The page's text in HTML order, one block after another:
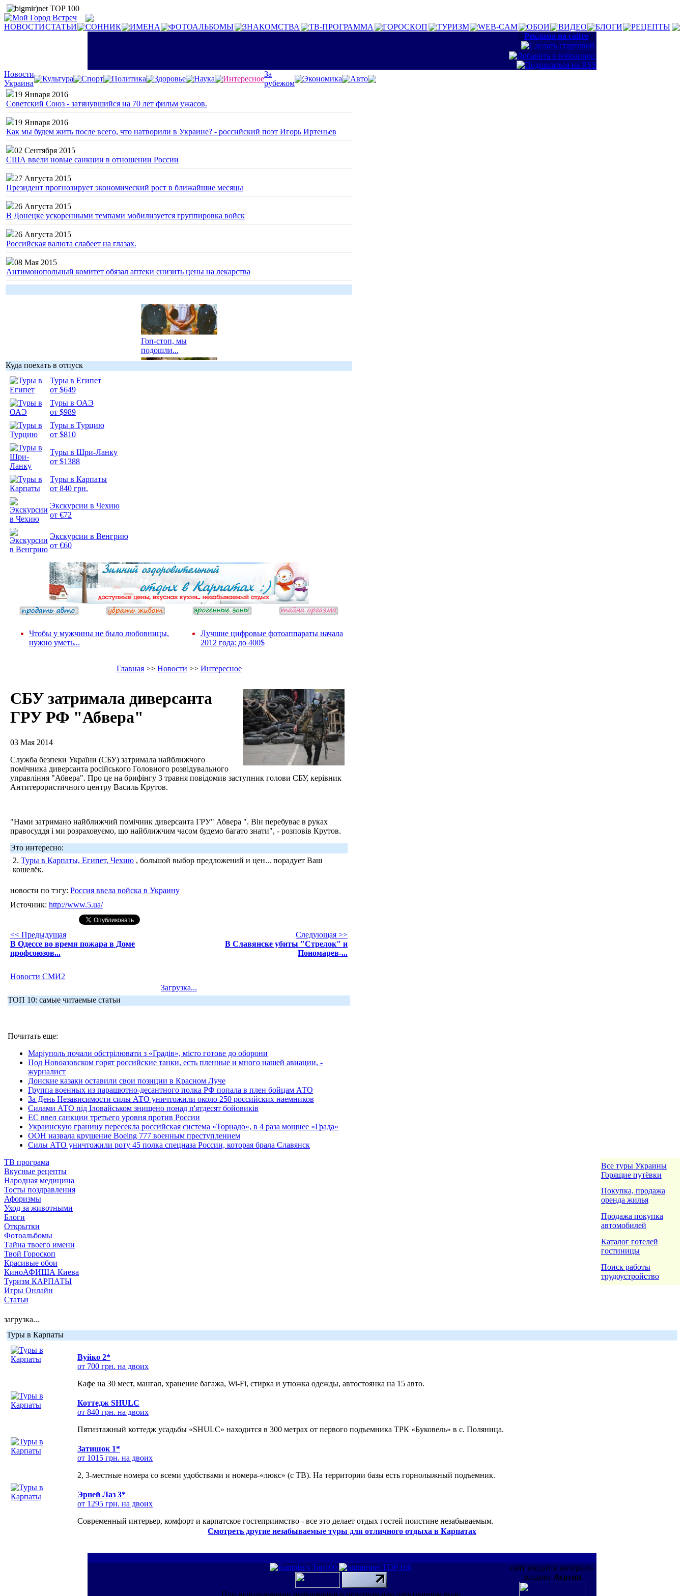
НОВОСТИСТАТЬИ СОННИК ИМЕНА ФОТОАЛЬБОМЫ ЗНАКОМСТВА ТВ-ПРОГРАММА ГОРОСКОП ТУРИЗМ WEB-CAM ОБОИ ВИДЕО БЛОГИ
РЕЦЕПТЫ
:: Реклама на сайте ::
Новости
Украина
Культура Спорт Политика Здоровье Наука Интересное
За
рубежом
Экономика
Авто
19 Января 2016
Советский Союз - затянувшийся на 70 лет фильм ужасов.
19 Января 2016
Как мы будем жить после всего, что натворили в Украине? - российский поэт Игорь Иртеньев
02 Сентября 2015
США ввели новые санкции в отношении России
27 Августа 2015
Президент прогнозирует экономический рост в ближайшие месяцы
26 Августа 2015
В Донецке ускоренными темпами мобилизуется группировка войск
26 Августа 2015
Российская валюта слабеет на глазах.
08 Мая 2015
Антимонопольный комитет обязал аптеки снизить цены на лекарства
Гоп-стоп, мы
подошли...
Куда поехать в отпуск
Туры в Египет
от $649
Туры в ОАЭ
от $989
Туры в Турцию
от $810
Туры в Шри-Ланку
от $1388
Туры в Карпаты
от 840 грн.
Экскурсии в Чехию
от €72
Экскурсии в Венгрию
от €60
Чтобы у мужчины не было любовницы,
нужно уметь...
Лучшие цифровые фотоаппараты начала
2012 года: до 400$
Главная>> Новости >> Интересное
СБУ затримала диверсанта
ГРУ РФ "Абвера"
03 Мая 2014
Служба безпеки України (СБУ) затримала найближчого
помічника диверсанта російського Головного розвідувального
управління "Абвера". Про це на брифінгу 3 травня повідомив заступник голови СБУ, керівник
Антитерористичного центру Василь Крутов.
"Нами затримано найближчий помічник диверсанта ГРУ" Абвера ". Він перебуває в руках
правосуддя і ми розраховуємо, що найближчим часом будемо багато знати", - розповів Крутов.
Это интересно:
2. Туры в Карпаты, Египет, Чехию , большой выбор предложений и цен... порадует Ваш
кошелёк.
новости по тэгу: Россия ввела войска в Украину
Источник: http://www.5.ua/
<< Предыдущая
В Одессе во время пожара в Доме
профсоюзов...
Следующая >>
В Славянске убиты "Стрелок" и
Пономарев-...
Новости СМИ2
Загрузка...
ТОП 10: самые читаемые статьи
Почитать еще:
Маріуполь почали обстрілювати з «Градів», місто готове до оборони
Под Новоазовском горят российские танки, есть пленные и много нашей авиации, -
журналист
Донские казаки оставили свои позиции в Красном Луче
Группа военных из парашютно-десантного полка РФ попала в плен бойцам АТО
За День Независимости силы АТО уничтожили около 250 российских наемников
Силами АТО під Іловайськом знищено понад п'ятдесят бойовиків
ЕС ввел санкции третьего уровня против России
Украинскую границу пересекла российская система «Торнадо», в 4 раза мощнее «Града»
ООН назвала крушение Boeing 777 военным преступлением
Силы АТО уничтожили роту 45 полка спецназа России, которая брала Славянск
ТВ програма
Вкусные рецепты
Народная медицина
Тосты поздравления
Афоризмы
Уход за животными
Блоги
Открытки
Фотоальбомы
Тайна твоего имени
Твой Гороскоп
Красивые обои
КиноАФИША Киева
Туризм КАРПАТЫ
Игры Онлайн
Статьи
Все туры Украины
Горящие путёвки
Покупка, продажа
оренда жилья
Продажа покупка
автомобилей
Каталог готелей
гостиницы
Поиск работы
трудоустройство
загрузка...
Туры в Карпаты
Вуйко 2*
от 700 грн. на двоих
Кафе на 30 мест, мангал, хранение багажа, Wi-Fi, стирка и утюжка одежды, автостоянка на 15 авто.
Коттедж SHULC
от 840 грн. на двоих
Пятиэтажный коттедж усадьбы «SHULC» находится в 300 метрах от первого подъемника ТРК «Буковель» в с. Поляница.
Затишок 1*
от 1015 грн. на двоих
2, 3-местные номера со всеми удобствами и номера-«люкс» (с ТВ). На территории базы есть горнолыжный подъемник.
Эрней Лаз 3*
от 1295 грн. на двоих
Современный интерьер, комфорт и карпатское гостеприимство - все это делает отдых гостей поистине незабываемым.
Смотреть другие незабываемые туры для отличного отдыха в Карпатах
При использовании информации в печатном или электронном виде
сайт входит в интернет-
холдинг Агрупп